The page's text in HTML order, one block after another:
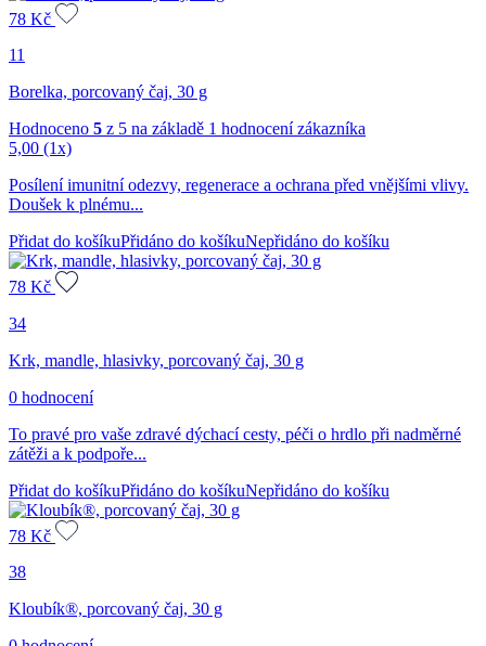
78 Kč
11
Borelka, porcovaný čaj, 30 g
Hodnoceno 5 z 5 na základě 1 hodnocení zákazníka
5,00 (1x)
Posílení imunitní odezvy, regenerace a ochrana před vnějšími vlivy.
Doušek k plnému...
Přidat do košíkuPřidáno do košíkuNepřidáno do košíku
78 Kč
34
Krk, mandle, hlasivky, porcovaný čaj, 30 g
0 hodnocení
To pravé pro vaše zdravé dýchací cesty, péči o hrdlo při nadměrné
zátěži a k podpoře...
Přidat do košíkuPřidáno do košíkuNepřidáno do košíku
78 Kč
38
Kloubík®, porcovaný čaj, 30 g